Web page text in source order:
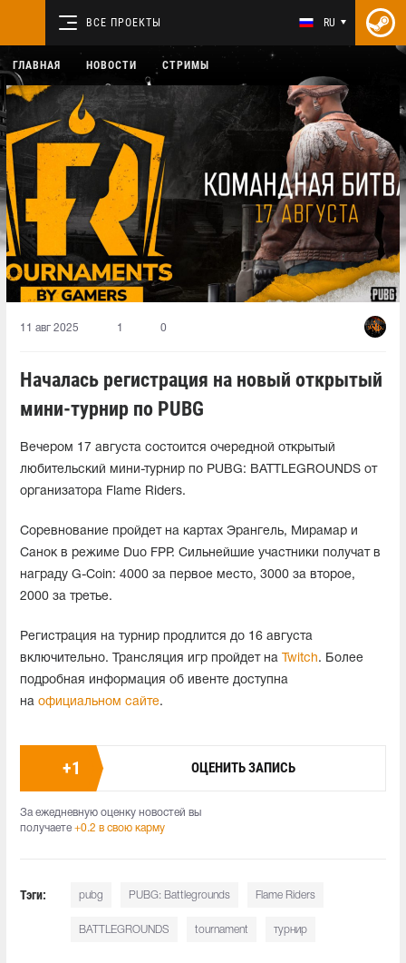
ВСЕ ПРОЕКТЫ RU
ГЛАВНАЯ НОВОСТИ СТРИМЫ
11 авг 2025 1 0
Началась регистрация на новый открытый
мини-турнир по PUBG
Вечером 17 августа состоится очередной открытый
любительский мини-турнир по PUBG: BATTLEGROUNDS от
организатора Flame Riders.
Соревнование пройдет на картах Эрангель, Мирамар и
Санок в режиме Duo FPP. Сильнейшие участники получат в
награду G-Coin: 4000 за первое место, 3000 за второе,
2000 за третье.
Регистрация на турнир продлится до 16 августа
включительно. Трансляция игр пройдет на Twitch. Более
подробная информация об ивенте доступна
на официальном сайте.
+1 ОЦЕНИТЬ ЗАПИСЬ
За ежедневную оценку новостей вы
получаете +0.2 в свою карму
Тэги: pubg PUBG: Battlegrounds Flame Riders
BATTLEGROUNDS tournament турнир